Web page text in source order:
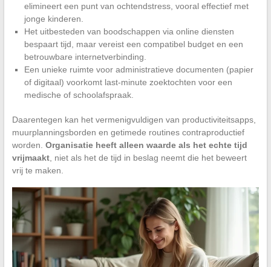
elimineert een punt van ochtendstress, vooral effectief met
jonge kinderen.
Het uitbesteden van boodschappen via online diensten
bespaart tijd, maar vereist een compatibel budget en een
betrouwbare internetverbinding.
Een unieke ruimte voor administratieve documenten (papier
of digitaal) voorkomt last-minute zoektochten voor een
medische of schoolafspraak.
Daarentegen kan het vermenigvuldigen van productiviteitsapps,
muurplanningsborden en getimede routines contraproductief
worden. Organisatie heeft alleen waarde als het echte tijd
vrijmaakt, niet als het de tijd in beslag neemt die het beweert
vrij te maken.